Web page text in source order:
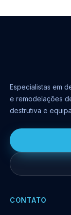
Especialistas em
e remodelações
destrutiva e
CONTATO